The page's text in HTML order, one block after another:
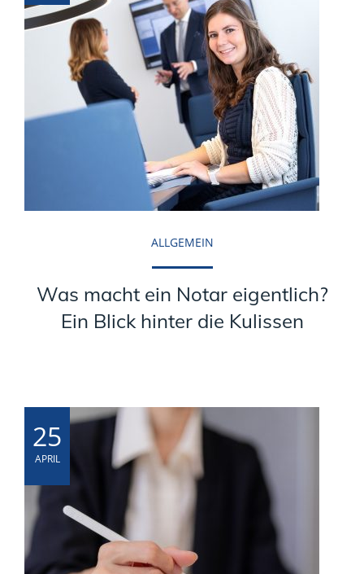
ALLGEMEIN
Was macht ein Notar eigentlich?
Ein Blick hinter die Kulissen
25
APRIL